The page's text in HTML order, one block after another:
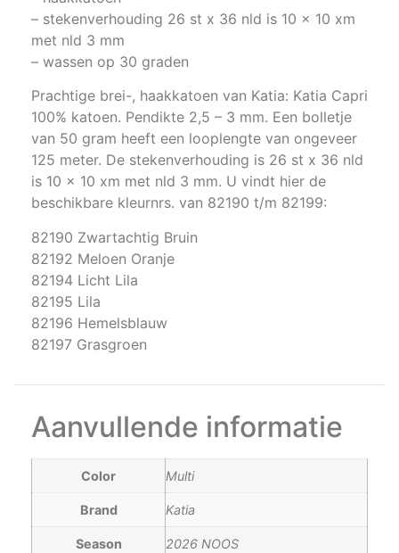
– stekenverhouding 26 st x 36 nld is 10 x 10 xm
met nld 3 mm
– wassen op 30 graden
Prachtige brei-, haakkatoen van Katia: Katia Capri
100% katoen. Pendikte 2,5 – 3 mm. Een bolletje
van 50 gram heeft een looplengte van ongeveer
125 meter. De stekenverhouding is 26 st x 36 nld
is 10 x 10 xm met nld 3 mm. U vindt hier de
beschikbare kleurnrs. van 82190 t/m 82199:
82190 Zwartachtig Bruin
82192 Meloen Oranje
82194 Licht Lila
82195 Lila
82196 Hemelsblauw
82197 Grasgroen
Aanvullende informatie
Color Multi
Brand Katia
Season 2026 NOOS